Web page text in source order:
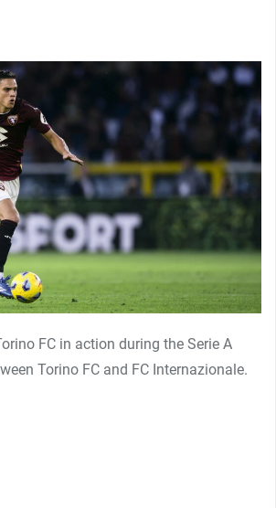
FC in action during the Serie A
Torino FC and FC Internazionale.